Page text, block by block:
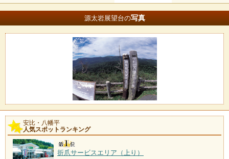
源太岩展望台の写真
安比・八幡平
人気スポットランキング
折爪サービスエリア（上り）